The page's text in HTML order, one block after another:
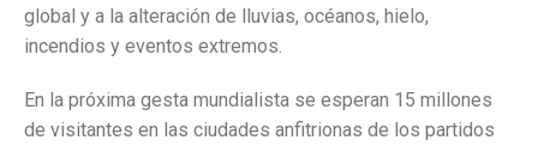
global y a la alteración de lluvias, océanos, hielo,
incendios y eventos extremos.
En la próxima gesta mundialista se esperan 15 millones
de visitantes en las ciudades anfitrionas de los partidos